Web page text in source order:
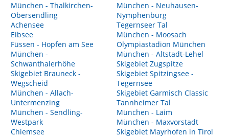
München - Thalkirchen-
Obersendling
Achensee
Eibsee
Füssen - Hopfen am See
München -
Schwanthalerhöhe
Skigebiet Brauneck -
Wegscheid
München - Allach-
Untermenzing
München - Sendling-
Westpark
Chiemsee
München - Neuhausen-
Nymphenburg
Tegernseer Tal
München - Moosach
Olympiastadion München
München - Altstadt-Lehel
Skigebiet Zugspitze
Skigebiet Spitzingsee -
Tegernsee
Skigebiet Garmisch Classic
Tannheimer Tal
München - Laim
München - Maxvorstadt
Skigebiet Mayrhofen in Tirol